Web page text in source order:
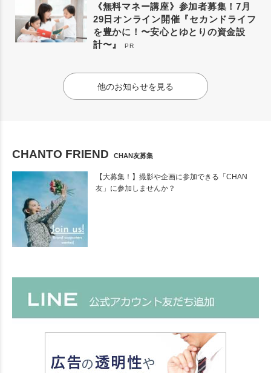
《無料マネー講座》参加者募集！7月
29日オンライン開催『セカンドライフ
を豊かに！〜安心とゆとりの資金設
計〜』
PR
他のお知らせを見る
CHANTO FRIEND CHAN友募集
【大募集！】撮影や企画に参加できる「CHAN
友」に参加しませんか？